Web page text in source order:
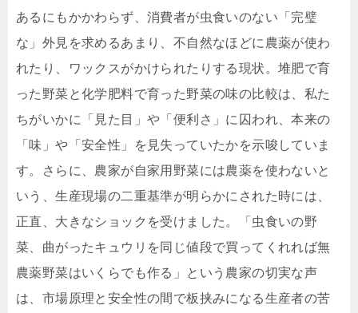
あるにもかかわらず、消費者が虫食いのない「完璧
な」外見を求めるあまり、不自然なほどに農薬が使わ
れたり、ワックスがかけられたりする現状。堆肥で育
った野菜と化学肥料で育った野菜の味の比較は、私た
ちがいかに「見た目」や「便利さ」に囚われ、本来の
「味」や「安全性」を見失っていたかを示唆していま
す。さらに、農家が自家用野菜には農薬を使わないと
いう、生産現場の二重基準が明らかにされた時には、
正直、大きなショックを受けました。「虫食いの野
菜、曲がったキュウリを同じ値段で買ってくれれば無
農薬野菜はいくらでも作る」という農家の切実な声
は、市場原理と安全性の間で板挟みになる生産者の苦